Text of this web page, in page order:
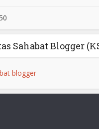
Sahabat Blogger